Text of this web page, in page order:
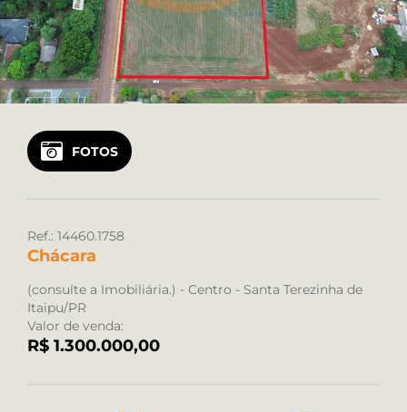
FOTOS
Ref.: 14460.1758
Chácara
(consulte a Imobiliária.) - Centro - Santa Terezinha de
Itaipu/PR
Valor de venda:
R$ 1.300.000,00